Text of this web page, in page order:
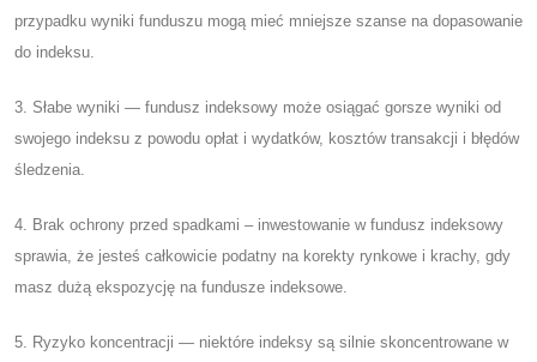
przypadku wyniki funduszu mogą mieć mniejsze szanse na dopasowanie
do indeksu.
3. Słabe wyniki — fundusz indeksowy może osiągać gorsze wyniki od
swojego indeksu z powodu opłat i wydatków, kosztów transakcji i błędów
śledzenia.
4. Brak ochrony przed spadkami – inwestowanie w fundusz indeksowy
sprawia, że ​​jesteś całkowicie podatny na korekty rynkowe i krachy, gdy
masz dużą ekspozycję na fundusze indeksowe.
5. Ryzyko koncentracji — niektóre indeksy są silnie skoncentrowane w